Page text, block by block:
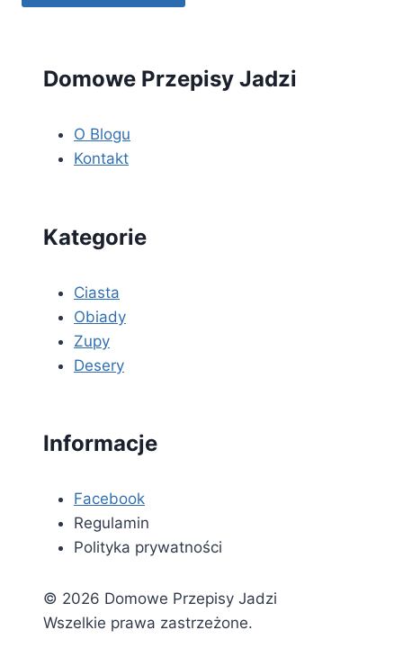
Domowe Przepisy Jadzi
O Blogu
Kontakt
Kategorie
Ciasta
Obiady
Zupy
Desery
Informacje
Facebook
Regulamin
Polityka prywatności
© 2026 Domowe Przepisy Jadzi
Wszelkie prawa zastrzeżone.